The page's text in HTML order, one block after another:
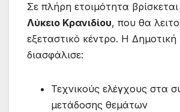
Σε πλήρη ετοιμότητα
Λύκειο Κρανιδίου, που θα
εξεταστικό κέντρο. Η
διασφάλισε:
Τεχνικούς ελέγχους στα
μετάδοσης θεμάτων